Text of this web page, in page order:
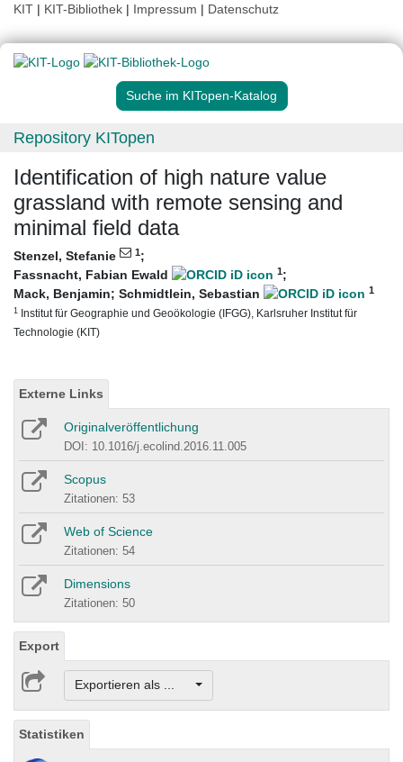
KIT | KIT-Bibliothek | Impressum | Datenschutz
Suche im KITopen-Katalog
Repository KITopen
Identification of high nature value
grassland with remote sensing and
minimal field data
Stenzel, Stefanie 1;
Fassnacht, Fabian Ewald
1;
Mack, Benjamin; Schmidtlein, Sebastian 1
1 Institut für Geographie und Geoökologie (IFGG), Karlsruher Institut für
Technologie (KIT)
Externe Links
Originalveröffentlichung
DOI: 10.1016/j.ecolind.2016.11.005
Scopus
Zitationen: 53
Web of Science
Zitationen: 54
Dimensions
Zitationen: 50
Export
Exportieren als ...
Statistiken